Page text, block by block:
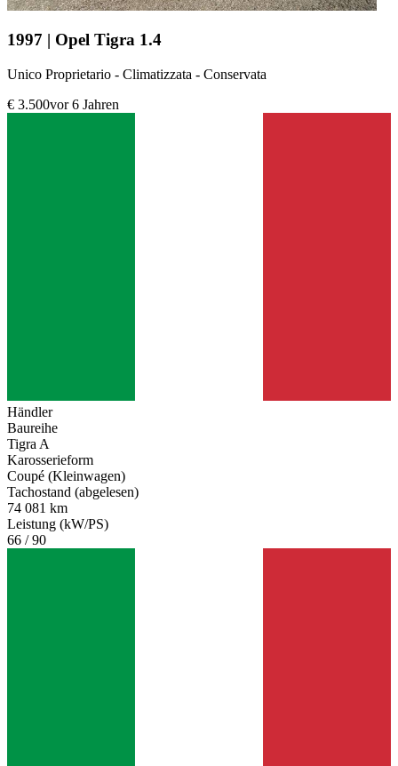
1997 | Opel Tigra 1.4
Unico Proprietario - Climatizzata - Conservata
€ 3.500vor 6 Jahren
Händler
Baureihe
Tigra A
Karosserieform
Coupé (Kleinwagen)
Tachostand (abgelesen)
74 081 km
Leistung (kW/PS)
66 / 90